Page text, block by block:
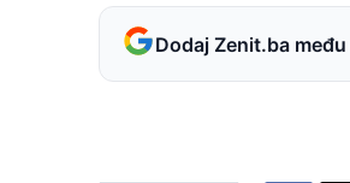
Dodaj Zenit.ba